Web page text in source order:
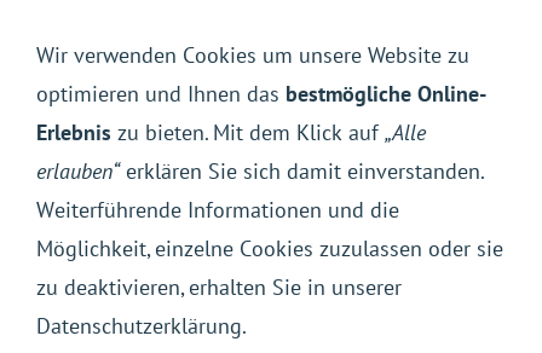
Wir verwenden Cookies um unsere Website zu
optimieren und Ihnen das bestmögliche Online-
Erlebnis zu bieten. Mit dem Klick auf„Alle
erlauben“erklären Sie sich damit einverstanden.
Weiterführende Informationen und die
Möglichkeit, einzelne Cookies zuzulassen oder sie
zu deaktivieren, erhalten Sie in unserer
Datenschutzerklärung.